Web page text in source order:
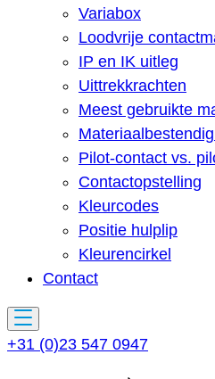
Variabox
Loodvrije
IP en IK uitleg
Uittrekkrachten
Meest gebruikte
Pilot-contact vs.
Contactopstelling
Kleurcodes
Positie hulplip
Kleurencirkel
Contact
+31 (0)23 547 0947